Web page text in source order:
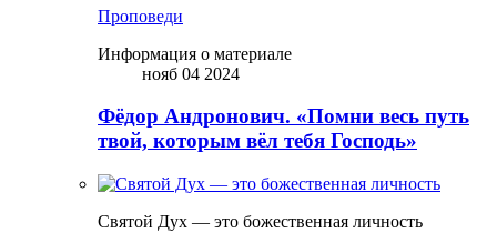
Проповеди
Информация о материале
нояб 04 2024
Фёдор Андронович. «Помни весь путь
твой, которым вёл тебя Господь»
Святой Дух — это божественная личность